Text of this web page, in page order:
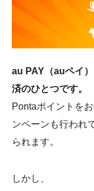
au PAY（auペイ
済のひとつです。
Pontaポイントを
ンペーンも行われ
られます。
しかし、